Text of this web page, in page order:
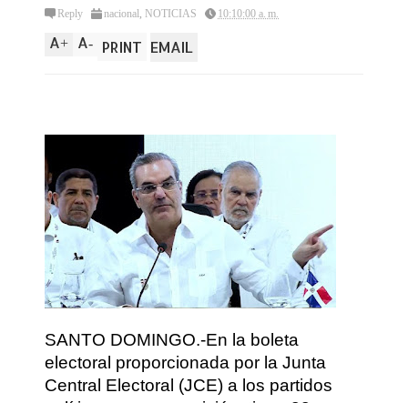
Reply nacional, NOTICIAS 10:10:00 a. m.
A+ A- PRINT EMAIL
SANTO DOMINGO.-En la boleta
electoral proporcionada por la Junta
Central Electoral (JCE) a los partidos